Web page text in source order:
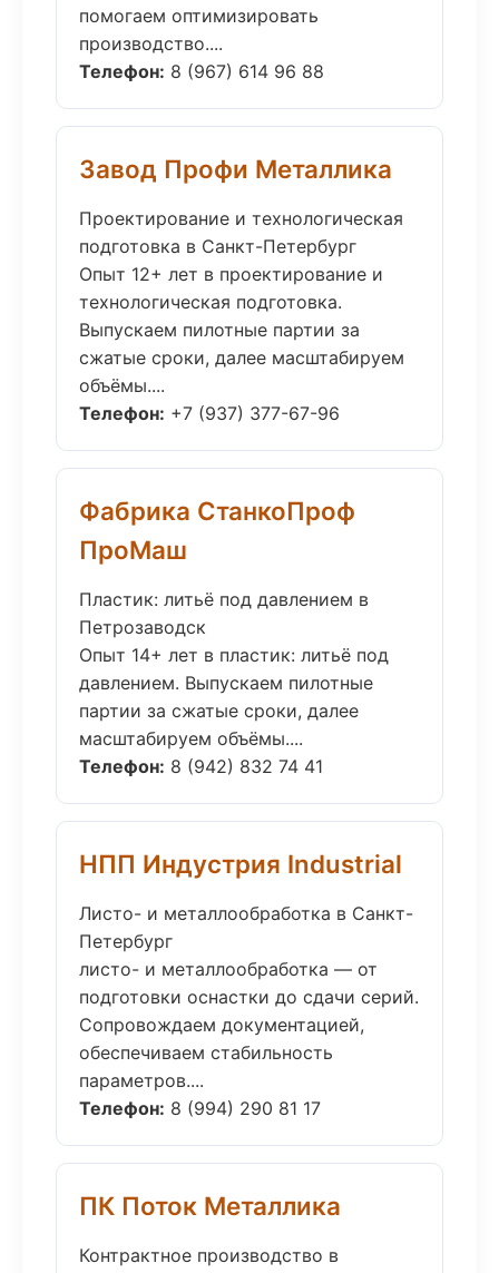
помогаем оптимизировать
производство....
Телефон: 8 (967) 614 96 88
Завод Профи Металлика
Проектирование и технологическая
подготовка в Санкт-Петербург
Опыт 12+ лет в проектирование и
технологическая подготовка.
Выпускаем пилотные партии за
сжатые сроки, далее масштабируем
объёмы....
Телефон: +7 (937) 377-67-96
Фабрика СтанкоПроф
ПроМаш
Пластик: литьё под давлением в
Петрозаводск
Опыт 14+ лет в пластик: литьё под
давлением. Выпускаем пилотные
партии за сжатые сроки, далее
масштабируем объёмы....
Телефон: 8 (942) 832 74 41
НПП Индустрия Industrial
Листо- и металлообработка в Санкт-
Петербург
листо- и металлообработка — от
подготовки оснастки до сдачи серий.
Сопровождаем документацией,
обеспечиваем стабильность
параметров....
Телефон: 8 (994) 290 81 17
ПК Поток Металлика
Контрактное производство в